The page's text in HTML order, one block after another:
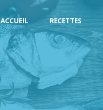
Skip
to
content
ACCUEIL RECETTES